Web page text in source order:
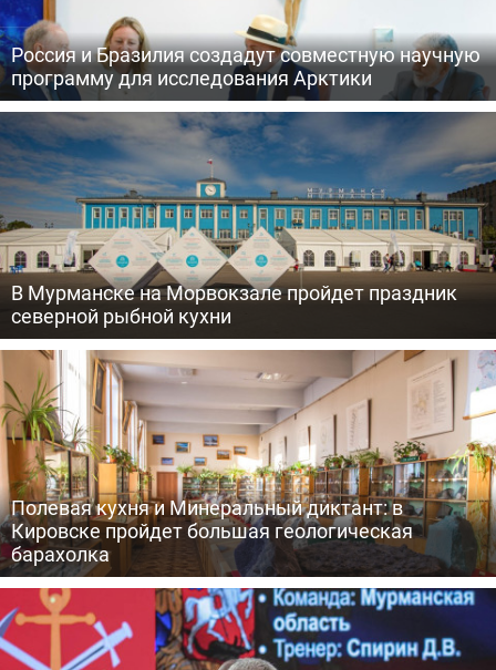
Россия и Бразилия создадут совместную научную
программу для исследования Арктики
В Мурманске на Морвокзале пройдет праздник
северной рыбной кухни
Полевая кухня и Минеральный диктант: в
Кировске пройдет большая геологическая
барахолка